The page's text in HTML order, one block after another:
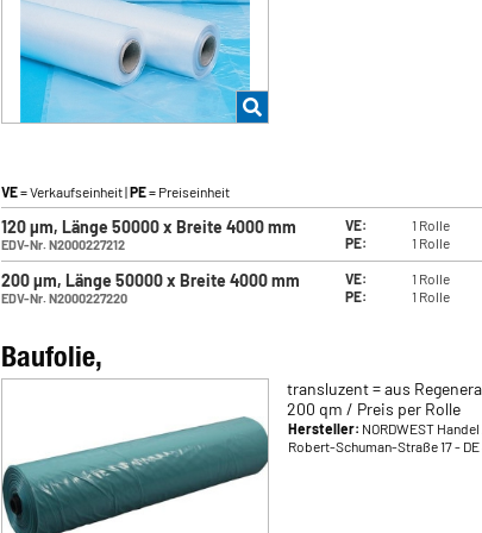
VE= Verkaufseinheit |PE= Preiseinheit
120 µm, Länge 50000 x Breite 4000 mm
EDV-Nr. N2000227212
VE:
1 Rolle
PE:
1 Rolle
200 µm, Länge 50000 x Breite 4000 mm
EDV-Nr. N2000227220
VE:
1 Rolle
PE:
1 Rolle
Baufolie,
transluzent = aus
200 qm / Preis per Rolle
Hersteller: NORDWEST
Robert-Schuman-Straße 17-